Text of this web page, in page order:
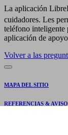
La aplicación
cuidadores. Les
teléfono inteligente
aplicación de
Volver a las
MAPA DEL SITIO
REFERENCIAS &